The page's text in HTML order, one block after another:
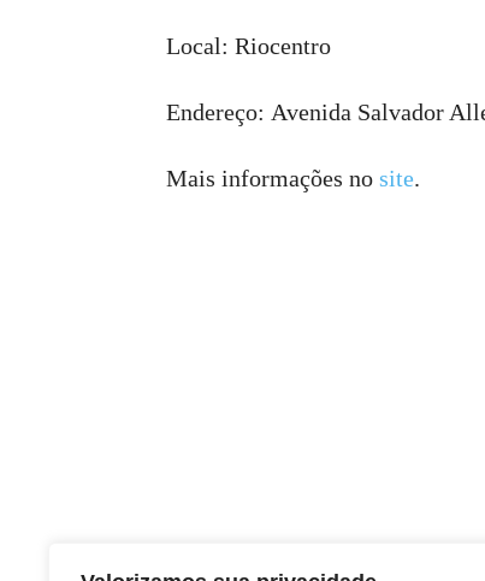
Local: Riocentro
Endereço: Avenida Salvador
Mais informações no site.